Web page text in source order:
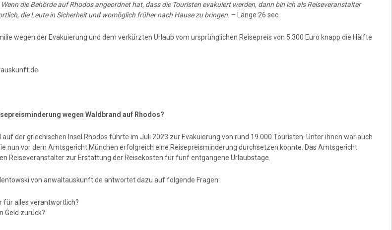
die Behörde auf Rhodos angeordnet hat, dass die Touristen evakuiert werden, dann bin ich als Reiseveranstalter
die Leute in Sicherheit und womöglich früher nach Hause zu bringen. – Länge 26 sec.
wegen der Evakuierung und dem verkürzten Urlaub vom ursprünglichen Reisepreis von 5.300 Euro knapp die Hälfte
wegen Waldbrand auf Rhodos?
auf der griechischen Insel Rhodos führte im Juli 2023 zur Evakuierung von rund 19.000 Touristen. Unter ihnen war auch
nun vor dem Amtsgericht München erfolgreich eine Reisepreisminderung durchsetzen konnte. Das Amtsgericht
Reiseveranstalter zur Erstattung der Reisekosten für fünf entgangene Urlaubstage.
von anwaltauskunft.de antwortet dazu auf folgende Fragen:
für alles verantwortlich?
Geld zurück?